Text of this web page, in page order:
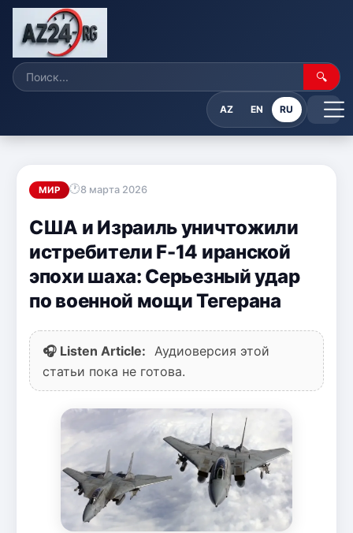
🔍
AZ EN RU
МИР 8 марта 2026
США и Израиль уничтожили
истребители F-14 иранской
эпохи шаха: Серьезный удар
по военной мощи Тегерана
🎧 Listen Article:
Аудиоверсия этой
статьи пока не готова.